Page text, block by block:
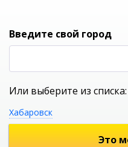
УНИВЕРСАЛЬНЫЙ
Введите свой город
Или выберите из списка:
Хабаровск
Это